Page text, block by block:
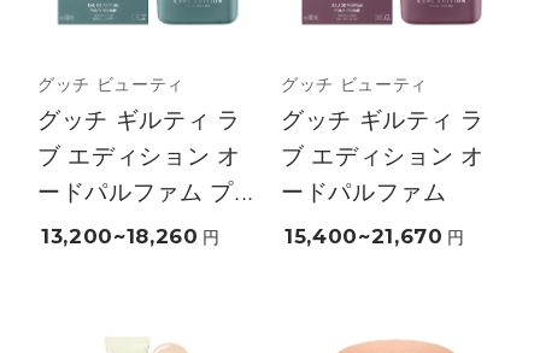
グッチ ビューティ
グッチ ギルティ ラ
ブ エディション オ
ードパルファム プ...
13,200~18,260 円
グッチ ビューティ
グッチ ギルティ ラ
ブ エディション オ
ードパルファム
15,400~21,670 円